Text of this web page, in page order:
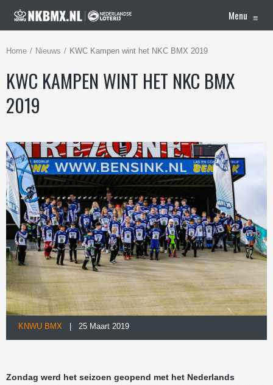
Menu ≡
Home Nieuws KWC Kampen wint het NKC BMX 2019
KWC KAMPEN WINT HET NKC BMX
2019
KNWU BMX | 25 Maart 2019
Zondag werd het seizoen geopend met het Nederlands